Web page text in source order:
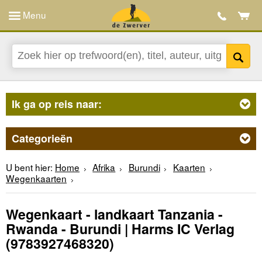
Menu
Ik ga op reis naar:
Categorieën
U bent hier: Home Afrika Burundi
Kaarten
Wegenkaarten
Wegenkaart - landkaart Tanzania -
Rwanda - Burundi | Harms IC Verlag
(9783927468320)